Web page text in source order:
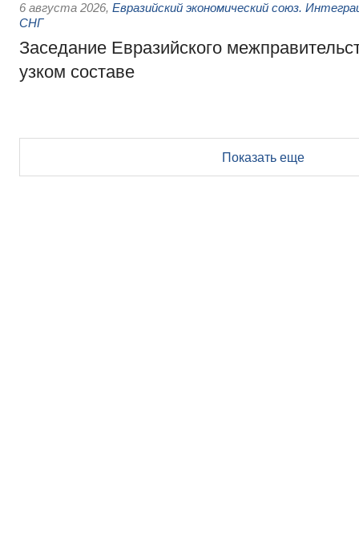
6 августа 2026, Евразийский экономический союз.
СНГ
Заседание Евразийского
узком составе
Показать еще